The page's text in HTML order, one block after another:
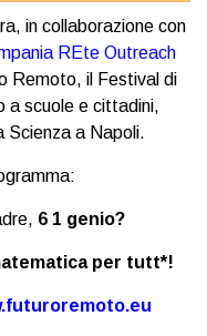
in collaborazione con
REte Outreach
Remoto, il Festival di
a scuole e cittadini,
Scienza a Napoli.
6 1 genio?
per tutt*!